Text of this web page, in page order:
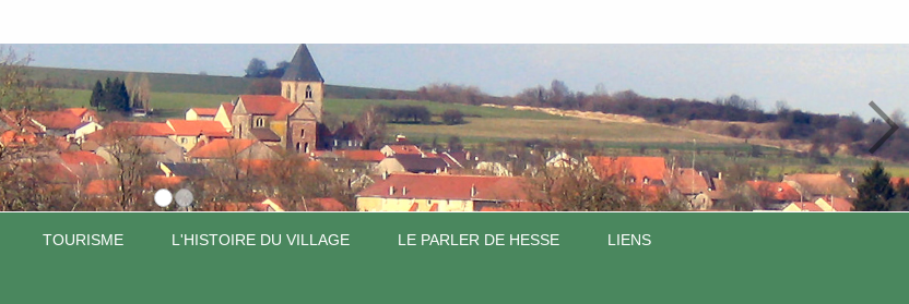
TOURISME L'HISTOIRE DU VILLAGE LE PARLER DE HESSE LIENS